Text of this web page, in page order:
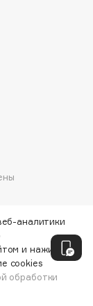
аналитики
и нажимая
cookies
обработки